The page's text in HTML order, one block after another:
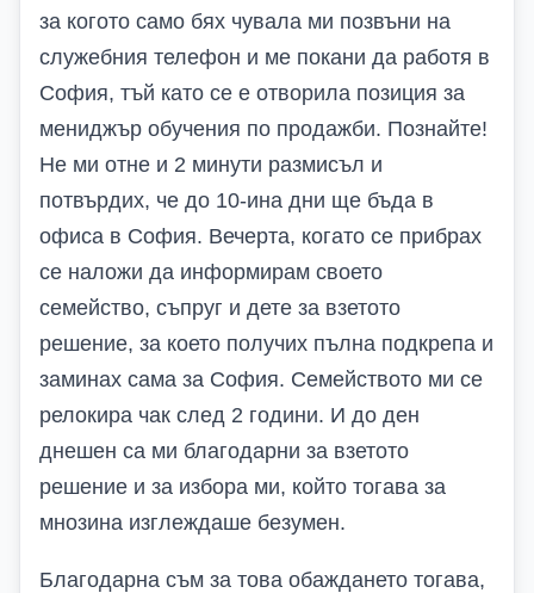
за когото само бях чувала ми позвъни на
служебния телефон и ме покани да работя в
София, тъй като се е отворила позиция за
мениджър обучения по продажби. Познайте!
Не ми отне и 2 минути размисъл и
потвърдих, че до 10-ина дни ще бъда в
офиса в София. Вечерта, когато се прибрах
се наложи да информирам своето
семейство, съпруг и дете за взетото
решение, за което получих пълна подкрепа и
заминах сама за София. Семейството ми се
релокира чак след 2 години. И до ден
днешен са ми благодарни за взетото
решение и за избора ми, който тогава за
мнозина изглеждаше безумен.
Благодарна съм за това обаждането тогава,